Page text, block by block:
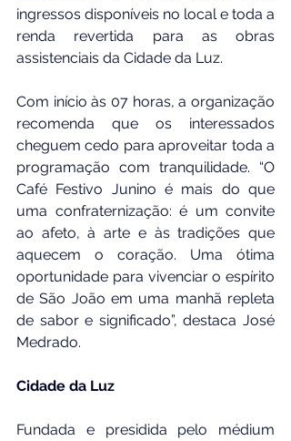
ingressos disponíveis no local e toda a
renda revertida para as obras
assistenciais da Cidade da Luz.
Com início às 07 horas, a organização
recomenda que os interessados
cheguem cedo para aproveitar toda a
programação com tranquilidade. “O
Café Festivo Junino é mais do que
uma confraternização: é um convite
ao afeto, à arte e às tradições que
aquecem o coração. Uma ótima
oportunidade para vivenciar o espírito
de São João em uma manhã repleta
de sabor e significado”, destaca José
Medrado.
Cidade da Luz
Fundada e presidida pelo médium